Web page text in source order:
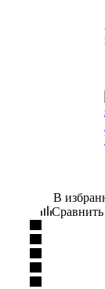
В
Сравнить